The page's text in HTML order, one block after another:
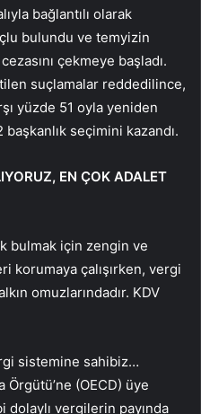
bağlantılı olarak
bulundu ve temyizin
çekmeye başladı.
suçlamalar reddedilince,
yüzde 51 oyla yeniden
seçimini kazandı.
EN ÇOK ADALET
bulmak için zengin ve
korumaya çalışırken, vergi
omuzlarındadır. KDV
sistemine sahibiz…
Örgütü’ne (OECD) üye
dolaylı vergilerin payında